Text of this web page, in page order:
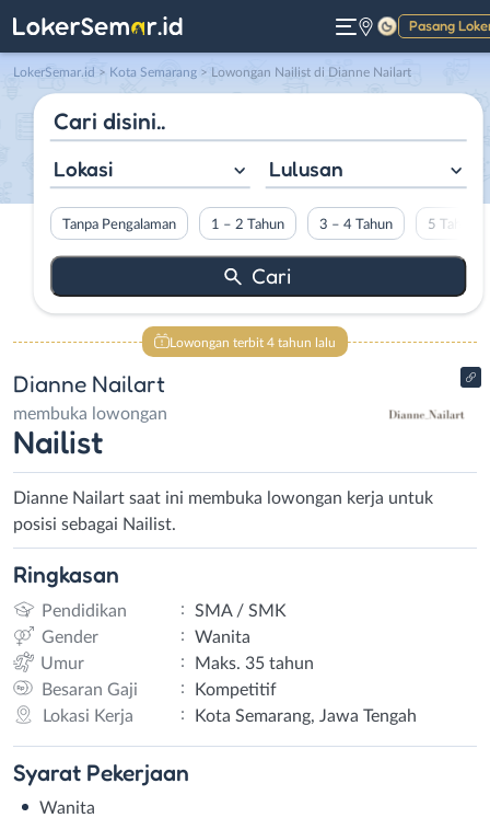
Pasang
Gelap
LokerSemar.id > Kota Semarang > Lowongan Nailist di Dianne Nailart
Lokasi Lulusan
Tanpa Pengalaman 1 – 2 Tahun 3 – 4 Tahun 5 Tahun
Lowongan terbit 4 tahun lalu
Dianne Nailart
membuka lowongan
Nailist
Dianne Nailart saat ini membuka lowongan kerja untuk
posisi sebagai Nailist.
Ringkasan
Pendidikan :
SMA / SMK
Gender
:
Wanita
Umur
:
Maks. 35 tahun
Besaran Gaji
:
Kompetitif
Lokasi Kerja
: Kota Semarang, Jawa Tengah
Syarat Pekerjaan
Wanita